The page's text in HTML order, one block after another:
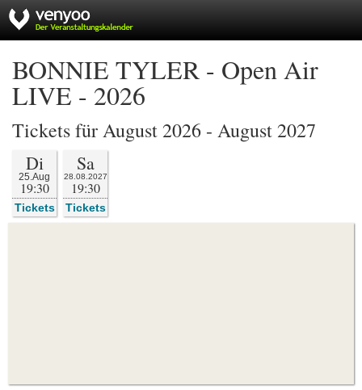
BONNIE TYLER - Open Air
LIVE - 2026
Tickets für August 2026 - August 2027
Di
25.Aug
19:30
Tickets
Sa
28.08.2027
19:30
Tickets